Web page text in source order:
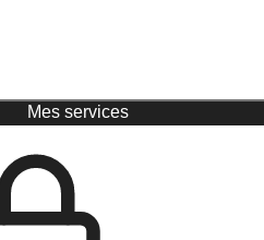
Mes services